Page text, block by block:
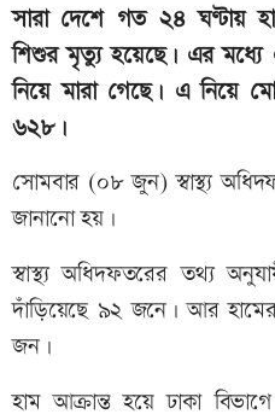
সারা দেশে গত ২৪ ঘণ্টায়
শিশুর মৃত্যু হয়েছে। এর
নিয়ে মারা গেছে। এ নিয়ে
৬২৮।
সোমবার (০৮ জুন) স্বাস্থ্য
জানানো হয়।
স্বাস্থ্য অধিদফতরের তথ্য
দাঁড়িয়েছে ৯২ জনে। আর
জন।
হাম আক্রান্ত হয়ে ঢাকা